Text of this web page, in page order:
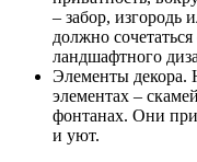
– забор, изгородь
должно
ландшафтного
Элементы декора.
элементах –
фонтанах. Они
и уют.